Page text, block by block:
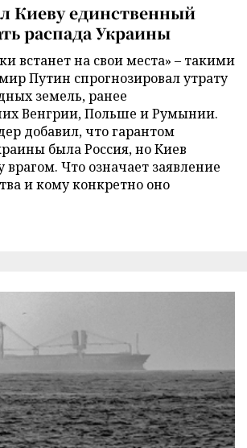
Киеву единственный
распада Украины
встанет на свои места» – такими
Путин спрогнозировал утрату
земель, ранее
Венгрии, Польше и Румынии.
добавил, что гарантом
была Россия, но Киев
врагом. Что означает заявление
и кому конкретно оно